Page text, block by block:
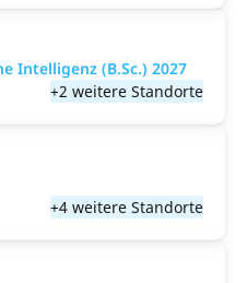
Intelligenz (B.Sc.) 2027
+2 weitere Standorte
+4 weitere Standorte